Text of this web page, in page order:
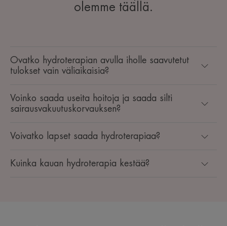
olemme täällä.
Ovatko hydroterapian avulla iholle saavutetut
tulokset vain väliaikaisia?
Voinko saada useita hoitoja ja saada silti
sairausvakuutuskorvauksen?
Voivatko lapset saada hydroterapiaa?
Kuinka kauan hydroterapia kestää?